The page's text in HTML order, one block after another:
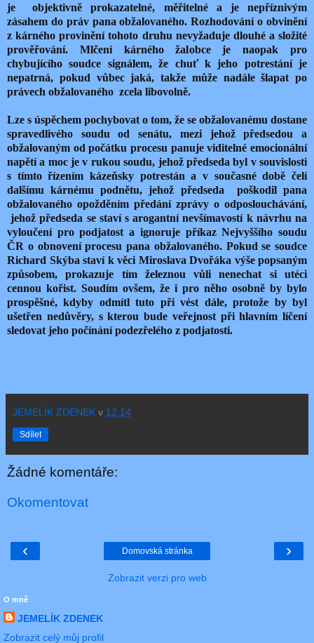
je objektivně prokazatelné, měřitelné a je nepříznivým
zásahem do práv pana obžalovaného. Rozhodování o obvinění
z kárného provinění tohoto druhu nevyžaduje dlouhé a složité
prověřování. Mlčení kárného žalobce je naopak pro
chybujícího soudce signálem, že chuť k jeho potrestání je
nepatrná, pokud vůbec jaká, takže může nadále šlapat po
právech obžalovaného zcela libovolně.
Lze s úspěchem pochybovat o tom, že se obžalovanému dostane
spravedlivého soudu od senátu, mezi jehož předsedou a
obžalovaným od počátku procesu panuje viditelné emocionální
napětí a moc je v rukou soudu, jehož předseda byl v souvislosti
s tímto řízením kázeňsky potrestán a v současné době čelí
dalšímu kárnému podnětu, jehož předseda poškodil pana
obžalovaného opožděním předání zprávy o odposlouchávání,
jehož předseda se staví s arogantní nevšímavostí k návrhu na
vyloučení pro podjatost a ignoruje příkaz Nejvyššího soudu
ČR o obnovení procesu pana obžalovaného. Pokud se soudce
Richard Skýba staví k věci Miroslava Dvořáka výše popsaným
způsobem, prokazuje tím železnou vůli nenechat si utéci
cennou kořist. Soudím ovšem, že i pro něho osobně by bylo
prospěšné, kdyby odmítl tuto při vést dále, protože by byl
ušetřen nedůvěry, s kterou bude veřejnost při hlavním líčení
sledovat jeho počínání podezřelého z podjatosti.
JEMELÍK ZDENEK v 12:14
Sdílet
Žádné komentáře:
Okomentovat
‹ ›
Domovská stránka
Zobrazit verzi pro web
O mně
JEMELÍK ZDENEK
Zobrazit celý můj profil